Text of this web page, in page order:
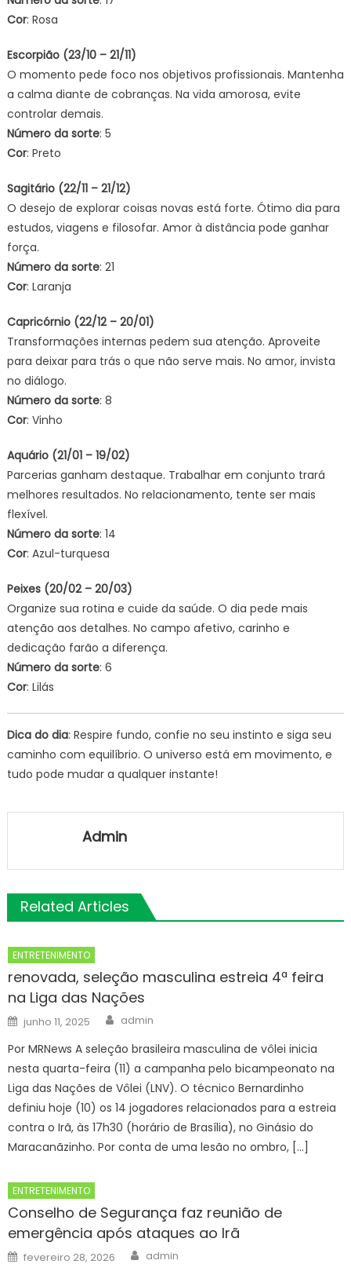
Cor: Rosa
Escorpião (23/10 – 21/11)
O momento pede foco nos objetivos profissionais. Mantenha
a calma diante de cobranças. Na vida amorosa, evite
controlar demais.
Número da sorte: 5
Cor: Preto
Sagitário (22/11 – 21/12)
O desejo de explorar coisas novas está forte. Ótimo dia para
estudos, viagens e filosofar. Amor à distância pode ganhar
força.
Número da sorte: 21
Cor: Laranja
Capricórnio (22/12 – 20/01)
Transformações internas pedem sua atenção. Aproveite
para deixar para trás o que não serve mais. No amor, invista
no diálogo.
Número da sorte: 8
Cor: Vinho
Aquário (21/01 – 19/02)
Parcerias ganham destaque. Trabalhar em conjunto trará
melhores resultados. No relacionamento, tente ser mais
flexível.
Número da sorte: 14
Cor: Azul-turquesa
Peixes (20/02 – 20/03)
Organize sua rotina e cuide da saúde. O dia pede mais
atenção aos detalhes. No campo afetivo, carinho e
dedicação farão a diferença.
Número da sorte: 6
Cor: Lilás
Dica do dia: Respire fundo, confie no seu instinto e siga seu
caminho com equilíbrio. O universo está em movimento, e
tudo pode mudar a qualquer instante!
Admin
Related Articles
ENTRETENIMENTO
renovada, seleção masculina estreia 4ª feira
na Liga das Nações
Posted
on
junho 11, 2025 Author
admin
Por MRNews A seleção brasileira masculina de vôlei inicia
nesta quarta-feira (11) a campanha pelo bicampeonato na
Liga das Nações de Vôlei (LNV). O técnico Bernardinho
definiu hoje (10) os 14 jogadores relacionados para a estreia
contra o Irã, às 17h30 (horário de Brasília), no Ginásio do
Maracanãzinho. Por conta de uma lesão no ombro, […]
ENTRETENIMENTO
Conselho de Segurança faz reunião de
emergência após ataques ao Irã
Posted
on
fevereiro 28, 2026 Author
admin